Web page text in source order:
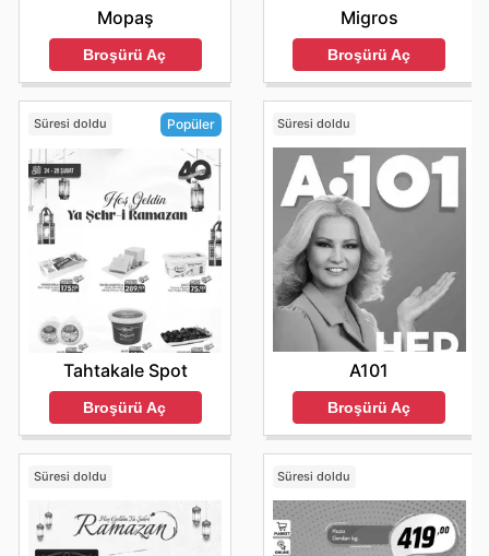
Mopaş
Broşürü Aç
Migros
Broşürü Aç
Süresi doldu Popüler
Tahtakale Spot
Broşürü Aç
Süresi doldu
A101
Broşürü Aç
Süresi doldu Süresi doldu